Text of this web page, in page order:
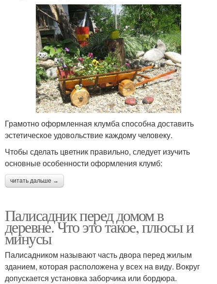
Грамотно оформленная клумба способна доставить
эстетическое удовольствие каждому человеку.
Чтобы сделать цветник правильно, следует изучить
основные особенности оформления клумб:
читать дальше →
Палисадник перед домом в
деревне. Что это такое, плюсы и
минусы
Палисадником называют часть двора перед жилым
зданием, которая расположена у всех на виду. Вокруг
допускается установка заборчика или бордюра.